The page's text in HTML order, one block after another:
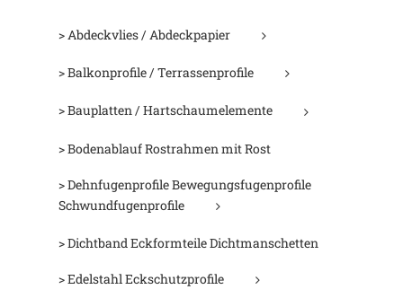
> Abdeckvlies / Abdeckpapier
> Balkonprofile / Terrassenprofile
> Bauplatten / Hartschaumelemente
> Bodenablauf Rostrahmen mit Rost
> Dehnfugenprofile Bewegungsfugenprofile
Schwundfugenprofile
> Dichtband Eckformteile Dichtmanschetten
> Edelstahl Eckschutzprofile